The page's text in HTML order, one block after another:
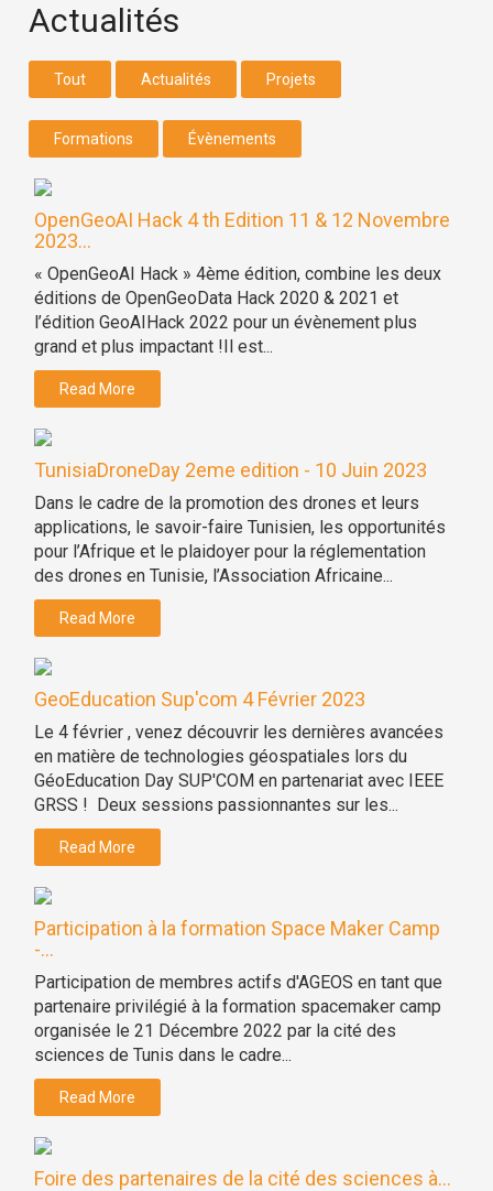
Actualités
Tout Actualités Projets
Formations Évènements
OpenGeoAI Hack 4 th Edition 11 & 12 Novembre
2023...
« OpenGeoAI Hack » 4ème édition, combine les deux
éditions de OpenGeoData Hack 2020 & 2021 et
l’édition GeoAIHack 2022 pour un évènement plus
grand et plus impactant !Il est...
Read More
TunisiaDroneDay 2eme edition - 10 Juin 2023
Dans le cadre de la promotion des drones et leurs
applications, le savoir-faire Tunisien, les opportunités
pour l’Afrique et le plaidoyer pour la réglementation
des drones en Tunisie, l’Association Africaine...
Read More
GeoEducation Sup'com 4 Février 2023
Le 4 février , venez découvrir les dernières avancées
en matière de technologies géospatiales lors du
GéoEducation Day SUP'COM en partenariat avec IEEE
GRSS ! Deux sessions passionnantes sur les...
Read More
Participation à la formation Space Maker Camp
-...
Participation de membres actifs d'AGEOS en tant que
partenaire privilégié à la formation spacemaker camp
organisée le 21 Décembre 2022 par la cité des
sciences de Tunis dans le cadre...
Read More
Foire des partenaires de la cité des sciences à...